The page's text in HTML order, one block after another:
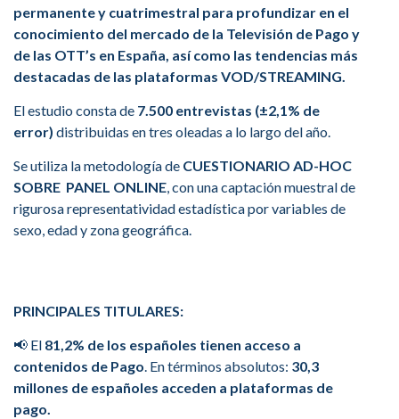
permanente y cuatrimestral para profundizar en el
conocimiento del mercado de la Televisión de Pago y
de las OTT’s en España, así como las tendencias más
destacadas de las plataformas VOD/STREAMING.
El estudio consta de 7.500 entrevistas (±2,1% de
error) distribuidas en tres oleadas a lo largo del año.
Se utiliza la metodología de CUESTIONARIO AD-HOC
SOBRE PANEL ONLINE, con una captación muestral de
rigurosa representatividad estadística por variables de
sexo, edad y zona geográfica.
PRINCIPALES TITULARES:
📢 El 81,2% de los españoles tienen acceso a
contenidos de Pago. En términos absolutos: 30,3
millones de españoles acceden a plataformas de
pago.